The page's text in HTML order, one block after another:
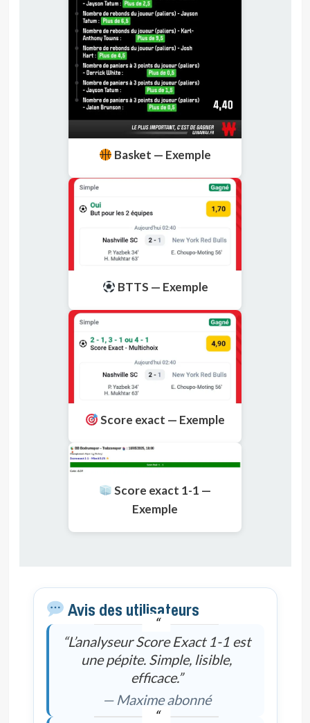
Basket — Exemple
BTTS — Exemple
Score exact — Exemple
Score exact 1-1 —
Exemple
Avis des utilisateurs
“L’analyseur Score Exact 1-1 est
une pépite. Simple, lisible,
efficace.”
— Maxime abonné